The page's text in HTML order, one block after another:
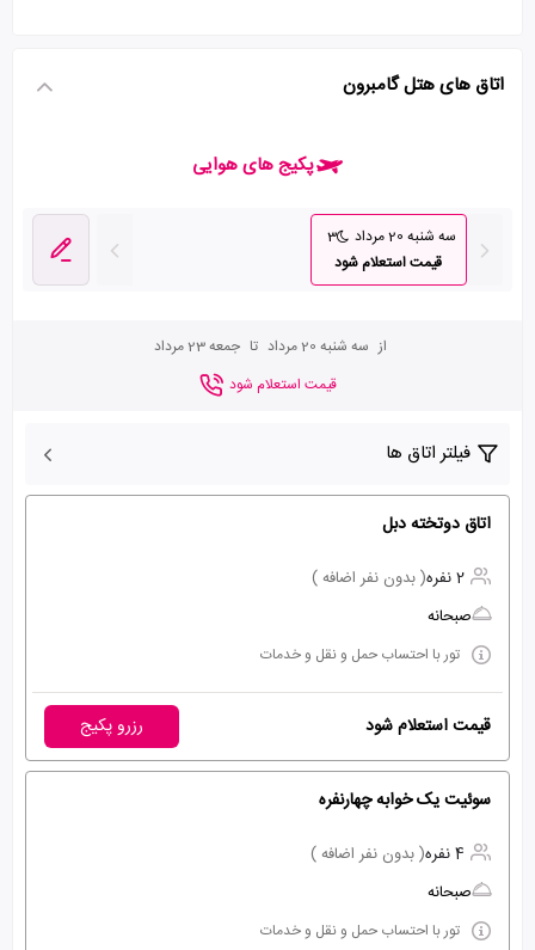
اتاق های هتل گامبرون
پکیج های هوایی
سه شنبه 20 مرداد
3
قیمت استعلام شود
از سه شنبه 20 مرداد تا جمعه 23 مرداد
قیمت استعلام شود
فیلتر اتاق ها
اتاق دوتخته دبل
2 نفره
( بدون نفر اضافه )
صبحانه
تور با احتساب حمل و نقل و خدمات
قیمت استعلام شود رزرو پکیج
سوئیت یک خوابه چهارنفره
4 نفره
( بدون نفر اضافه )
صبحانه
تور با احتساب حمل و نقل و خدمات